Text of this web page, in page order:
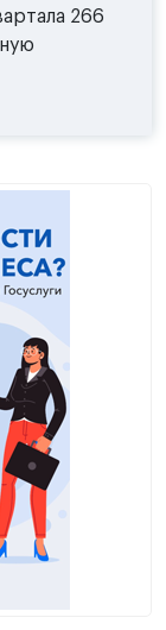
266